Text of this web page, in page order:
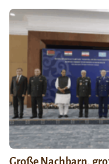
Große Nachbarn,